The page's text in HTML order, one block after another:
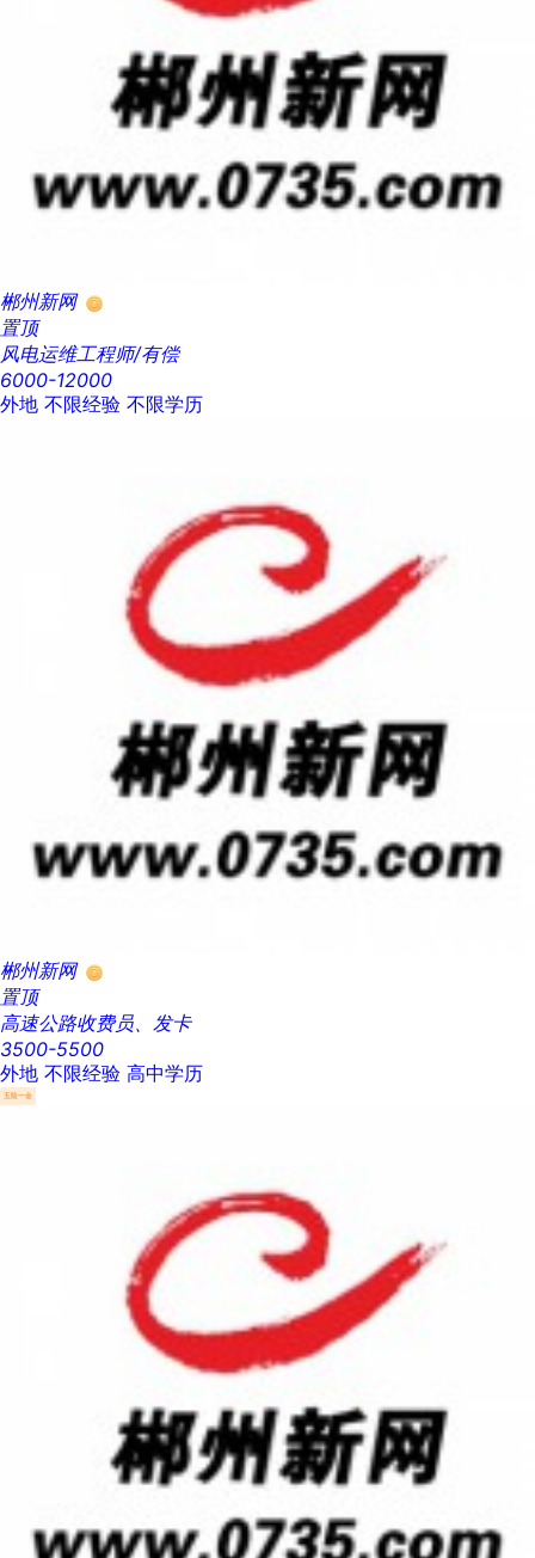
郴州新网
置顶
风电运维工程师/有偿
6000-12000
外地 不限经验 不限学历
郴州新网
置顶
高速公路收费员、发卡
3500-5500
外地 不限经验 高中学历
五险一金